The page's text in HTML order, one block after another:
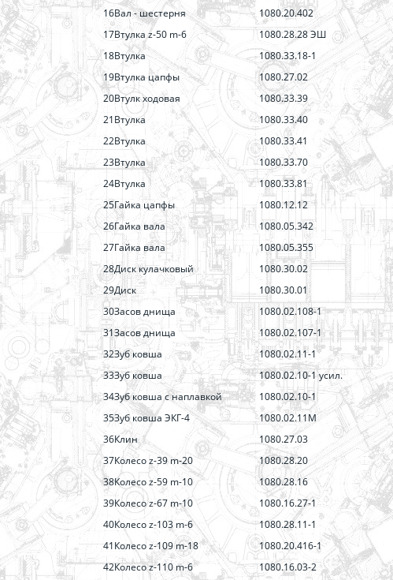
16Вал - шестерня
1080.20.402
17Втулка z-50 m-6
1080.28.28 ЭШ
18Втулка
1080.33.18-1
19Втулка цапфы
1080.27.02
20Втулк ходовая
1080.33.39
21Втулка
1080.33.40
22Втулка
1080.33.41
23Втулка
1080.33.70
24Втулка
1080.33.81
25Гайка цапфы
1080.12.12
26Гайка вала
1080.05.342
27Гайка вала
1080.05.355
28Диск кулачковый
1080.30.02
29Диск
1080.30.01
30Засов днища
1080.02.108-1
31Засов днища
1080.02.107-1
32Зуб ковша
1080.02.11-1
33Зуб ковша
1080.02.10-1 усил.
34Зуб ковша с наплавкой
1080.02.10-1
35Зуб ковша ЭКГ-4
1080.02.11М
36Клин
1080.27.03
37Колесо z-39 m-20
1080.28.20
38Колесо z-59 m-10
1080.28.16
39Колесо z-67 m-10
1080.16.27-1
40Колесо z-103 m-6
1080.28.11-1
41Колесо z-109 m-18
1080.20.416-1
42Колесо z-110 m-6
1080.16.03-2